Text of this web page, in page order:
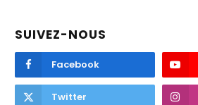
SUIVEZ-NOUS
Facebook
Twitter